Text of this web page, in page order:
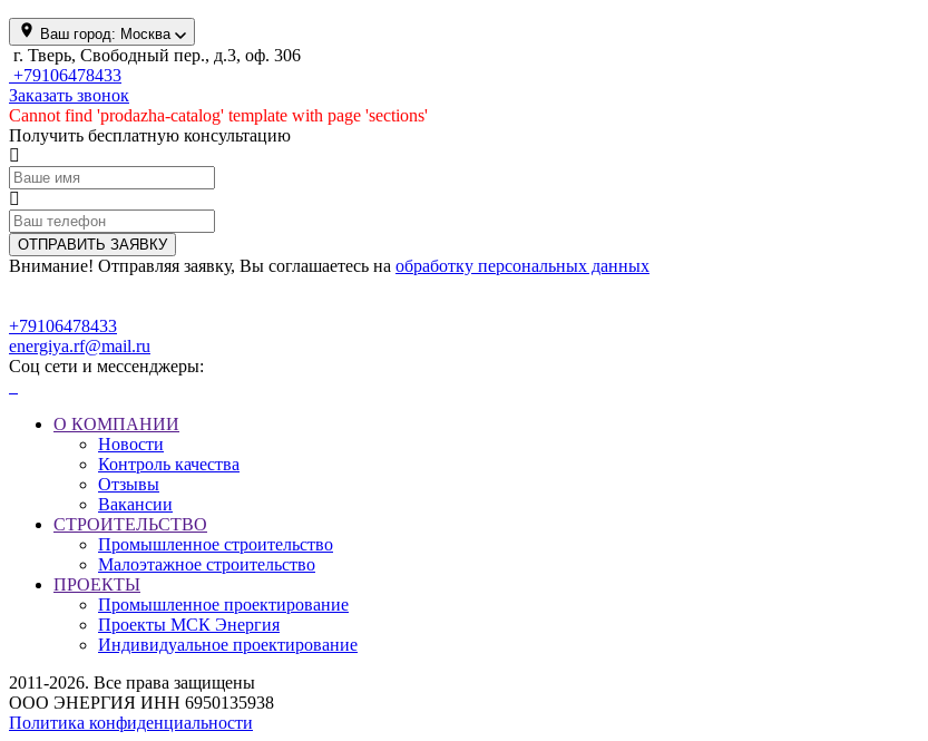
Ваш город: Москва
г. Тверь, Свободный пер., д.3, оф. 306
+79106478433
Заказать звонок
Cannot find 'prodazha-catalog' template with page 'sections'
Получить бесплатную консультацию
Внимание! Отправляя заявку, Вы соглашаетесь на обработку персональных данных
+79106478433
energiya.rf@mail.ru
Соц сети и мессенджеры:
О КОМПАНИИ
Новости
Контроль качества
Отзывы
Вакансии
СТРОИТЕЛЬСТВО
Промышленное строительство
Малоэтажное строительство
ПРОЕКТЫ
Промышленное проектирование
Проекты МСК Энергия
Индивидуальное проектирование
2011-2026. Все права защищены
ООО ЭНЕРГИЯ ИНН 6950135938
Политика конфиденциальности